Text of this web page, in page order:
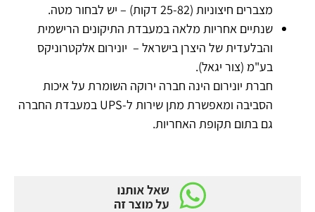
מצברים חיצוניות (25-82 דקות) – יש לבחור מטה.
שנתיים אחריות מלאה במעבדת התיקונים הרישמית
והבלעדית של היצרן בישראל – יונירום אלקטרוניקס
בע"מ (צור יגאל).
חברת יונירום הינה חברה ירוקה השומרת על איכות
הסביבה ומאפשרת מתן שירות ל-UPS במעבדת החברה
גם בתום תקופת האחריות.